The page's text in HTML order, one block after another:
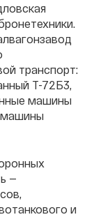
транспорт:
Т-72Б3,
машины
—
и